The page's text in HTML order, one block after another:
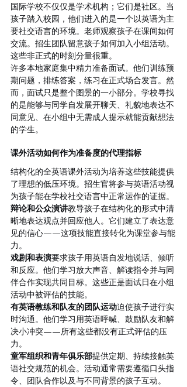
国际学校不仅仅是学术机构；它们是社区。当
孩子踏入校园，他们进入的是一个以英语为主
要社交语言的环境。老师观察孩子在课间如何
交流。招生团队留意孩子如何加入小组活动。
这些非正式的时刻分量很重。
许多本地家庭集中精力准备面试。他们训练预
期问题，排练答案，练习在正式场合发言。然
而，面试只是整个图景的一小部分。学校寻找
的是能够与同学自发展开聊天、礼貌地表达不
同意见、在小组中无需成人提示就能贡献想法
的学生。
课外活动如何作为准备度的代理指标
结构化的全英语课外活动为培养这些技能提供
了理想的低压环境。招生官将参与英语活动视
为孩子能在学校社交语言中正常运作的证据。
辩论和公众演讲教导孩子在结构化的形式中清
晰地表达观点并回应他人。它们建立了表达意
见的信心——这项技能直接转化为课堂参与能
力。
戏剧和表演要求孩子用英语自发地说话、倾听
和反应。他们学习放大声音、解读指令并与同
伴合作实现共同目标。这些正是面试日在小组
活动中被评估的技能。
有英语教练和队友的团队运动迫使孩子进行实
时沟通。他们学习用英语呼喊、鼓励队友和解
决小冲突——所有这些都没有正式评估的压
力。
童军组织和青年俱乐部提供定期、持续接触英
语社交规范的机会。活动通常需要遵循口头指
令、团队合作以及与不同背景的孩子互动。